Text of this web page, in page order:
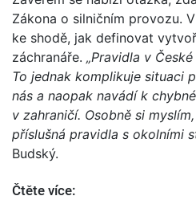
Zákona o silničním provozu.
ke shodě, jak definovat
záchranáře. „Pravidla v
To jednak komplikuje situaci
nás a naopak navádí k
v zahraničí. Osobně si
příslušná pravidla s okolními
Budský.
Čtěte více: